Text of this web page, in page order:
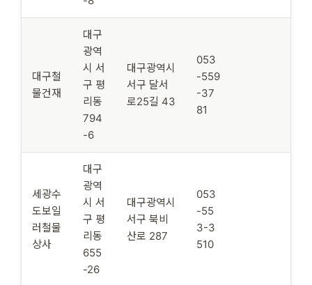
대구철
물건재
대구
광역
시 서
구 평
리동
794
-6
대구광역시
서구 달서
로25길 43
053
-559
-37
81
세광수
도보일
러철물
상사
대구
광역
시 서
구 평
리동
655
-26
대구광역시
서구 북비
산로 287
053
-55
3-3
510